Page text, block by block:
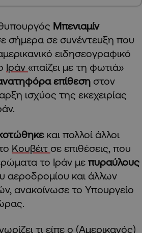
Μπενιαμίν
σήμερα σε συνέντευξη που
ειδησεογραφικό
Ιράν «παίζει με τη φωτιά»
επίθεση στον
ισχύος της εκεχειρίας
και πολλοί άλλοι
Κουβέιτ σε επιθέσεις, που
το Ιράν με πυραύλους
αεροδρομίου και άλλων
ανακοίνωσε το Υπουργείο
τι είπε ο (Αμερικανός)